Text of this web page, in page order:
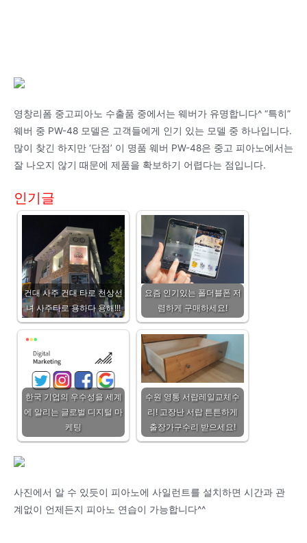
영창리폼 중고피아노 수출품 중에서는 웨버가 유명합니다^ “특히”
웨버 중 PW-48 모델은 고객들에게 인기 있는 모델 중 하나입니다.
많이 찾긴 하지만 ‘단점’ 이 명품 웨버 PW-48은 중고 피아노에서는
잘 나오지 않기 때문에 제품을 확보하기 어렵다는 점입니다.
인기글
건대 사주 건대 타로 천상선
녀 사주타로 용하다 용해!!!
요즘 인기있는 폴더블폰 저
렴하게 구매하세요!
한국 기업의 우수성을 세계
에 알리는 글로벌 디지털 마
케팅
수원 영통 서랍레일교체수
리! 고장난 서랍 튼튼하게
출장가구수리 받으세요!
사진에서 알 수 있듯이 피아노에 사일런트를 설치하면 시간과 관
계없이 언제든지 피아노 연습이 가능합니다^^